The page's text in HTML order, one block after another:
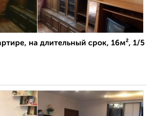
на длительный срок, 16м², 1/5